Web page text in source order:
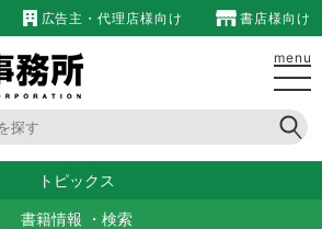
広告主・代理店様向け 書店様向け
menu
トピックス
書籍情報 ・ 検索